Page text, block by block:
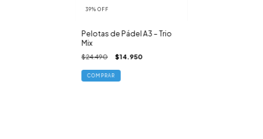
39% OFF
Pelotas de Pádel A3 – Trio
Mix
$24.490 $14.950